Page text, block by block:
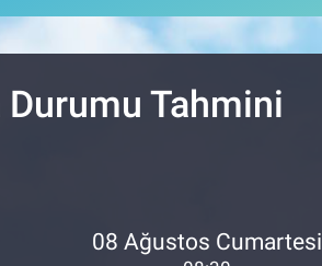
Durumu Tahmini
08 Ağustos Cumartesi